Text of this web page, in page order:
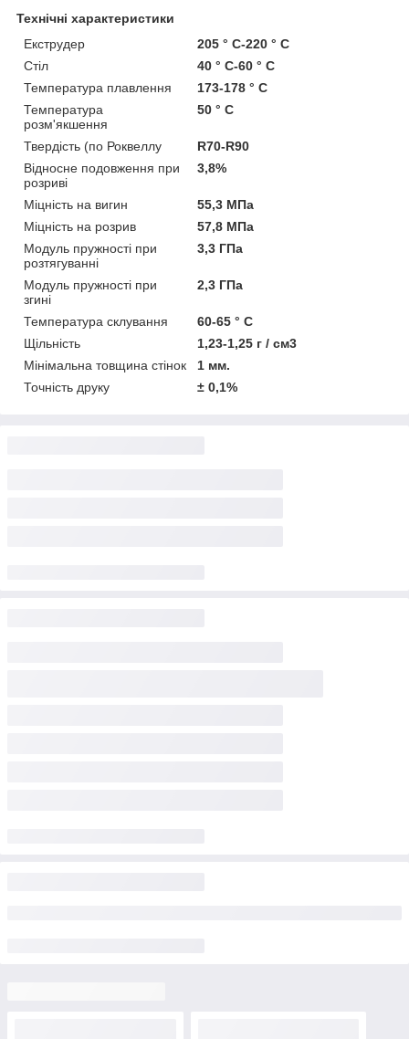
Технічні характеристики
Екструдер
205 ° С-220 ° С
Стіл
40 ° С-60 ° С
Температура плавлення
173-178 ° C
Температура
розм'якшення
50 ° C
Твердість (по Роквеллу
R70-R90
Відносне подовження при
розриві
3,8%
Міцність на вигин
55,3 МПа
Міцність на розрив
57,8 МПа
Модуль пружності при
розтягуванні
3,3 ГПа
Модуль пружності при
згині
2,3 ГПа
Температура склування
60-65 ° C
Щільність
1,23-1,25 г / см3
Мінімальна товщина стінок
1 мм.
Точність друку
± 0,1%